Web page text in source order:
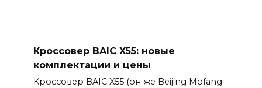
Кроссовер BAIC X55: новые
комплектации и цены
Кроссовер BAIC X55 (он же Beijing Mofang